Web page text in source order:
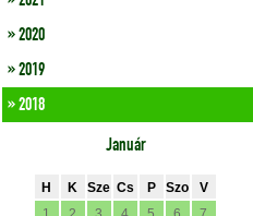
» 2020
» 2019
» 2018
Január
H K Sze Cs P Szo
V